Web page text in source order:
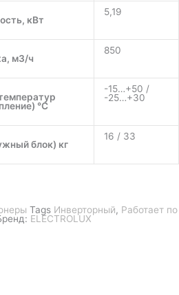
кВт
5,19
м3/ч
850
°C
-15…+50 /
-25…+30
блок) кг
16 / 33
Tags Инверторный, Работает по
ELECTROLUX